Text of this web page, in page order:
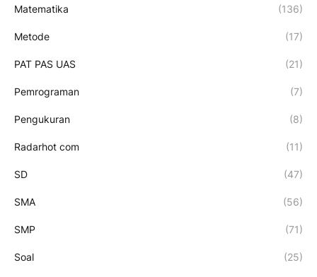
Matematika (136)
Metode (17)
PAT PAS UAS (21)
Pemrograman (7)
Pengukuran (8)
Radarhot com (11)
SD (47)
SMA (56)
SMP (71)
Soal (25)